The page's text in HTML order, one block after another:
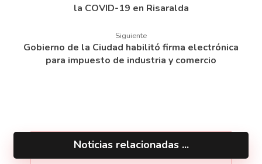
la COVID-19 en Risaralda
Siguiente
Gobierno de la Ciudad habilitó firma electrónica
para impuesto de industria y comercio
Noticias relacionadas ...